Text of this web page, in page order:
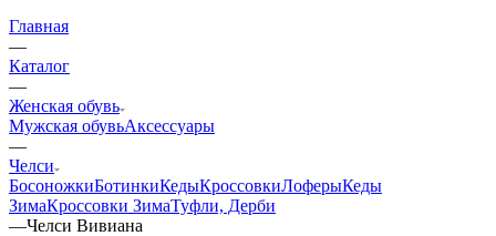
Главная
—
Каталог
—
Женская обувь
Мужская обувьАксессуары
—
Челси
БосоножкиБотинкиКедыКроссовкиЛоферыКеды
ЗимаКроссовки ЗимаТуфли, Дерби
—Челси Вивиана